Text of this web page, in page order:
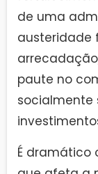
de uma
austeridade
paute no
socialmente
É dramático